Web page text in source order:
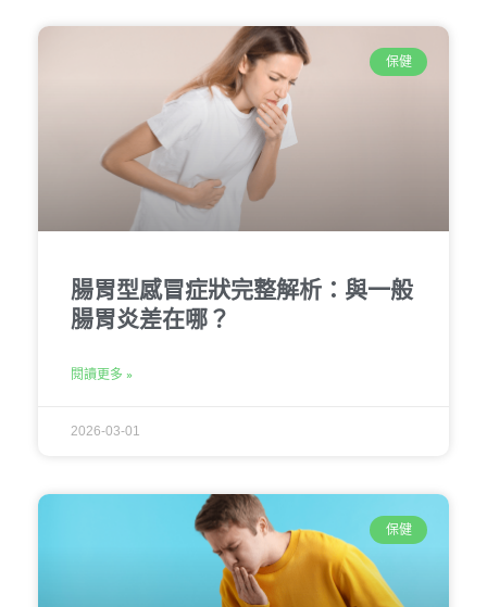
保健
腸胃型感冒症狀完整解析：與一般
腸胃炎差在哪？
閱讀更多 »
2026-03-01
保健